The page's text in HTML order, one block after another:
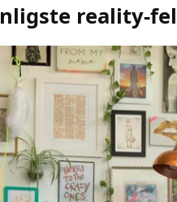
reality-